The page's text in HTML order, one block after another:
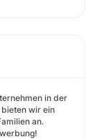
in der
wir ein
an.